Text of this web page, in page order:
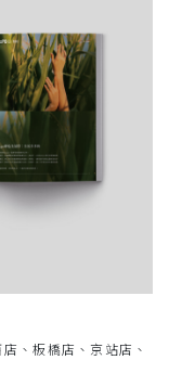
、板橋店、京站店、